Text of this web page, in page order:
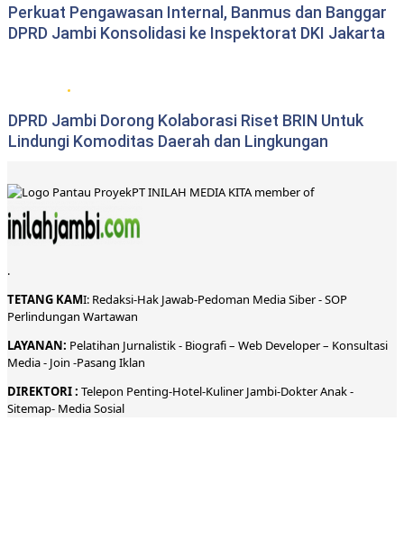
Perkuat Pengawasan Internal, Banmus dan Banggar
DPRD Jambi Konsolidasi ke Inspektorat DKI Jakarta
DPRD Jambi Dorong Kolaborasi Riset BRIN Untuk
Lindungi Komoditas Daerah dan Lingkungan
PT INILAH MEDIA KITA member of
.
TETANG KAMI: Redaksi-Hak Jawab-Pedoman Media Siber-SOP
Perlindungan Wartawan
LAYANAN: Pelatihan Jurnalistik - Biografi– Web Developer– Konsultasi
Media- Join -Pasang Iklan
DIREKTORI: Telepon Penting-Hotel-KulinerJambi-DokterAnak -
Sitemap- Media Sosial